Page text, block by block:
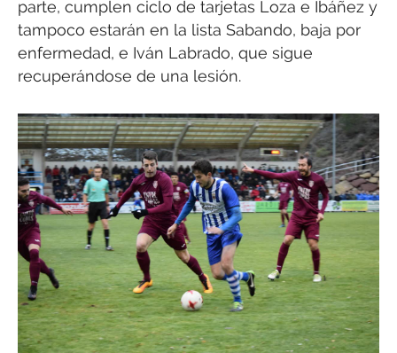
parte, cumplen ciclo de tarjetas Loza e Ibáñez y
tampoco estarán en la lista Sabando, baja por
enfermedad, e Iván Labrado, que sigue
recuperándose de una lesión.